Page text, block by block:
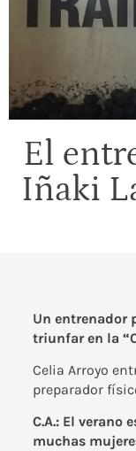
El
Iñaki
Un entrenador
triunfar en la
Celia Arroyo
preparador
C.A.: El verano
muchas